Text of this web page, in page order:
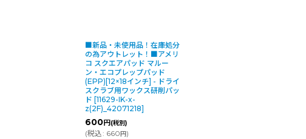
剥離専用に作られ
く剥離し、作業時間
■新品・未使用品！在庫処分
の為アウトレット！■アメリ
コ スクエアパッド マルー
ン・エコプレップパッド
(EPP)[12×18インチ] - ドライ
スクラブ用ワックス研削パッ
ド [11629-IK-x-
z(2F)_42071218]
600円 (税別)
(税込: 660 円)